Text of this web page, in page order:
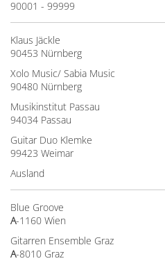
90001 - 99999
Klaus Jäckle
90453 Nürnberg
Xolo Music/ Sabia Music
90480 Nürnberg
Musikinstitut Passau
94034 Passau
Guitar Duo Klemke
99423 Weimar
Ausland
Blue Groove
A-1160 Wien
Gitarren Ensemble Graz
A-8010 Graz